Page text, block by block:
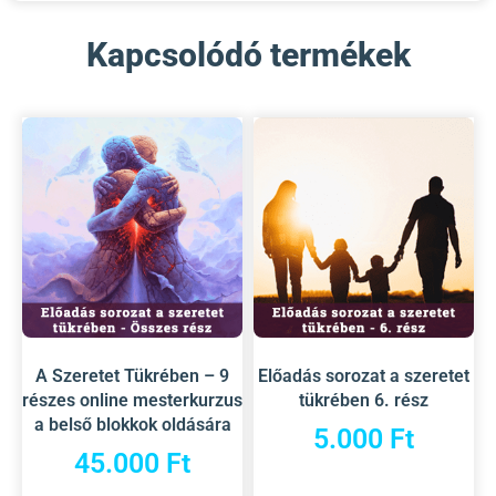
Kapcsolódó termékek
A Szeretet Tükrében – 9
részes online mesterkurzus
a belső blokkok oldására
45.000 Ft
Előadás sorozat a szeretet
tükrében 6. rész
5.000 Ft